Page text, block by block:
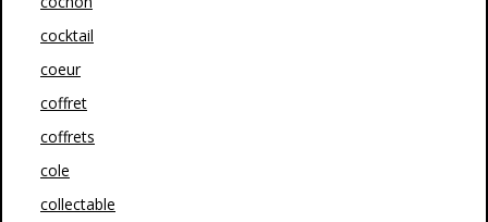
cocktail
coeur
coffret
coffrets
cole
collectable